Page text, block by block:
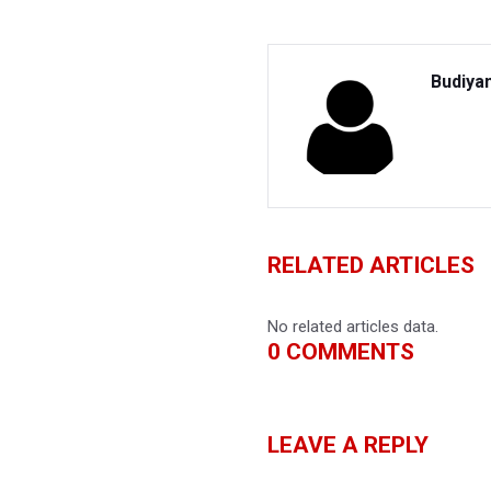
RELATED ARTICLES
No related articles data.
0 COMMENTS
LEAVE A REPLY